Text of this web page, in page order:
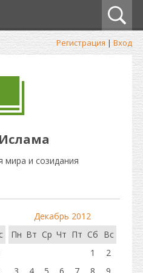
Регистрация | Вход
мира и созидания
Декабрь 2012
Пн Вт Ср Чт Пт Сб Вс
1
2